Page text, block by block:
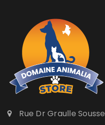
Rue Dr Graulle Sousse